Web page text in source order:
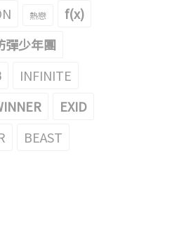
熱戀
f(x)
彈少年團
INFINITE
EXID
BEAST